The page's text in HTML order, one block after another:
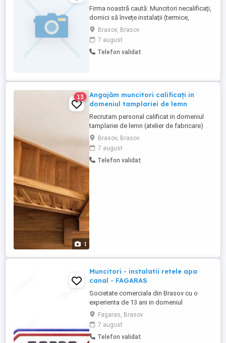
Firma noastră caută: Muncitori necalificați,
dornici să învețe instalații (termice,
ventilație, incendiu),instalatii apa si canal
Locație: Brasov si București Se cere
implicare si seriozitate. Program de L-V-8
ore Se ofera salariu de 3500+ bonuri
Brasov, Brasov
7 august
Telefon validat
1
13
Angajăm muncitori calificați in
domeniul tamplariei de lemn
Recrutam personal calificat in domeniul
tamplariei de lemn (atelier de fabricare)
pentru misiuni in Franta! Dacă ai
experiență si ești dornic să lucrezi într-un
mediu stabil, avem o oportunitate
excelentă pentru tine! Cerințe: Data de
Brasov, Brasov
7 august
Telefon validat
Muncitori - instalatii retele apa
canal - FAGARAS
Societate comerciala din Brasov cu o
experienta de 13 ani in domeniul
constructiilor (instalatiilor) Angajam
echipe de muncitori instalatii retele apa-
canal Se lucreaza in Fagaras Salariul se
negociaza la interviu si este in functie de
Fagaras, Brasov
7 august
Telefon validat